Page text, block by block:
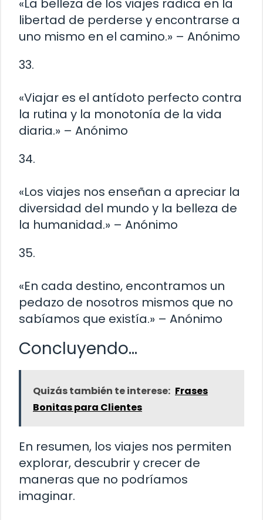
«La belleza de los viajes radica en la
libertad de perderse y encontrarse a
uno mismo en el camino.» – Anónimo
33.
«Viajar es el antídoto perfecto contra
la rutina y la monotonía de la vida
diaria.» – Anónimo
34.
«Los viajes nos enseñan a apreciar la
diversidad del mundo y la belleza de
la humanidad.» – Anónimo
35.
«En cada destino, encontramos un
pedazo de nosotros mismos que no
sabíamos que existía.» – Anónimo
Concluyendo…
Quizás también te interese: Frases
Bonitas para Clientes
En resumen, los viajes nos permiten
explorar, descubrir y crecer de
maneras que no podríamos
imaginar.